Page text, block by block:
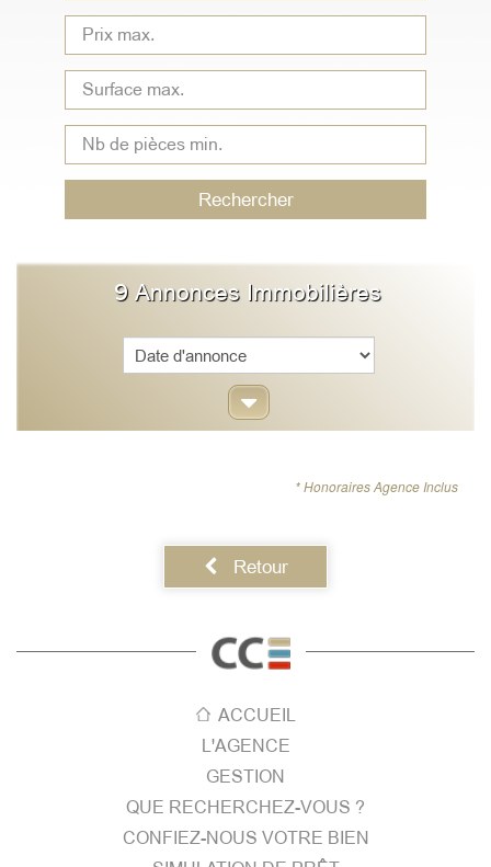
Type
bien
Rechercher
9Annonces Immobilières
* Honoraires Agence Inclus
Retour
ACCUEIL
L'AGENCE
GESTION
QUE RECHERCHEZ-VOUS ?
CONFIEZ-NOUS VOTRE BIEN